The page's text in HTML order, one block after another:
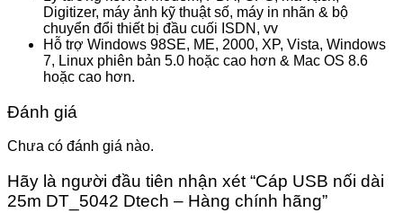
Digitizer, máy ảnh kỹ thuật số, máy in nhãn & bộ
chuyển đổi thiết bị đầu cuối ISDN, vv
Hỗ trợ Windows 98SE, ME, 2000, XP, Vista, Windows
7, Linux phiên bản 5.0 hoặc cao hơn & Mac OS 8.6
hoặc cao hơn.
Đánh giá
Chưa có đánh giá nào.
Hãy là người đầu tiên nhận xét “Cáp USB nối dài
25m DT_5042 Dtech – Hàng chính hãng”